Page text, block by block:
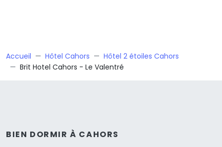
Accueil Hôtel Cahors
Hôtel 2 étoiles Cahors
Brit Hotel Cahors - Le Valentré
BIEN DORMIR À CAHORS